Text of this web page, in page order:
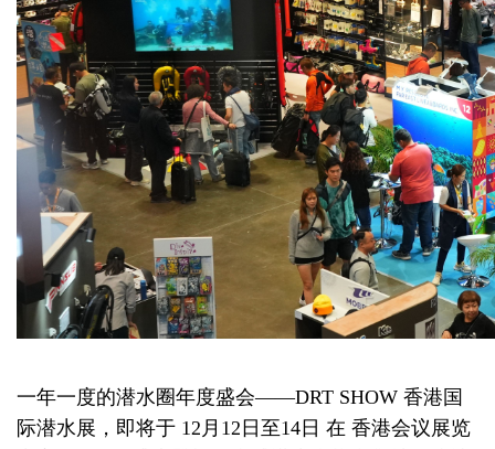
一年一度的潜水圈年度盛会——DRT SHOW 香港国
际潜水展，即将于 12月12日至14日 在 香港会议展览